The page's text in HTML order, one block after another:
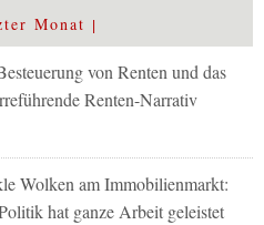
Monat
von Renten und das
Renten-Narrativ
Wolken am Immobilienmarkt:
hat ganze Arbeit geleistet